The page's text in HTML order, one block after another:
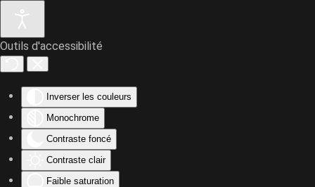
Outils d'accessibilité
Inverser les couleurs
Monochrome
Contraste foncé
Contraste clair
Faible saturation
Accéder au contenu principal